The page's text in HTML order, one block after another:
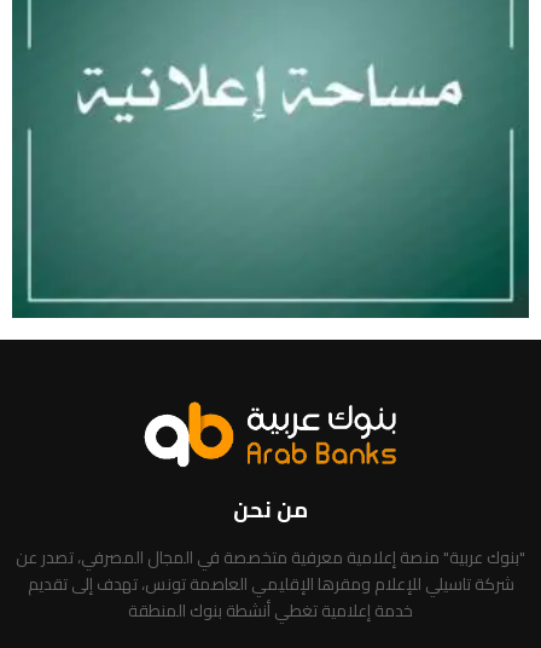
من نحن
"بنوك عربية" منصة إعلامية معرفية متخصصة في المجال المصرفي، تصدر عن
شركة تاسيلي للإعلام ومقرها الإقليمي العاصمة تونس، تهدف إلى تقديم
خدمة إعلامية تغطي أنشطة بنوك المنطقة